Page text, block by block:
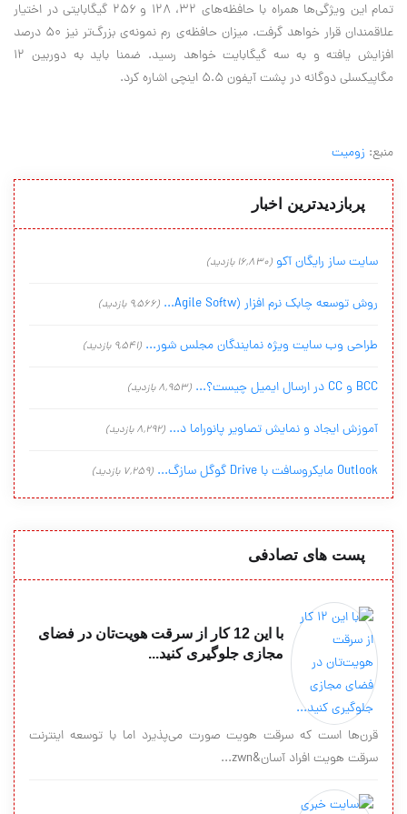
تمام این ویژگی‌ها همراه با حافظه‌های ۳۲، ۱۲۸ و ۲۵۶ گیگابایتی در اختیار
علاقمندان قرار خواهد گرفت. میزان حافظه‌ی رم نمونه‌ی بزرگ‌تر نیز ۵۰ درصد
افزایش یافته و به سه گیگابایت خواهد رسید. ضمنا باید به دوربین ۱۲
مگاپیکسلی دوگانه در پشت آیفون ۵.۵ اینچی اشاره کرد
.
منبع: زومیت
پربازدیدترین اخبار
سایت ساز رایگان آکو (16,830 بازدید)
روش توسعه چابک نرم افزار (Agile Softw... (9,566 بازدید)
طراحی وب سایت ویژه نمایندگان مجلس شور... (9,541 بازدید)
BCC و CC در ارسال ایمیل چیست؟... (8,953 بازدید)
آموزش ایجاد و نمایش تصاویر پانوراما د... (8,292 بازدید)
Outlook مایکروسافت با Drive گوگل سازگ... (7,259 بازدید)
پست های تصادفی
با این 12 کار از سرقت هویت‌تان در فضای
مجازی جلوگیری کنید...
قرن‌ها است که سرقت هویت صورت می‌پذیرد اما با توسعه اینترنت
سرقت هویت افراد آسان&zwn...